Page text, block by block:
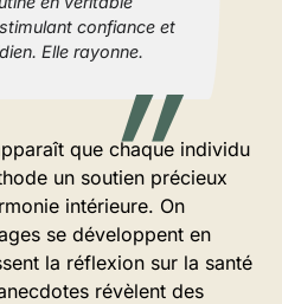
confiance et
Elle rayonne.
que chaque individu
un soutien précieux
intérieure. On
se développent en
la réflexion sur la santé
révèlent des